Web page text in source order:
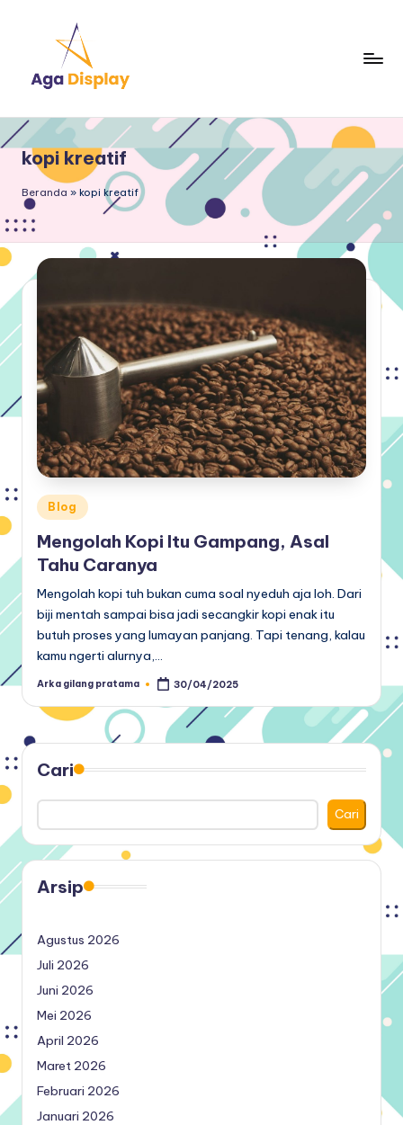
content
kopi kreatif
Beranda » kopi kreatif
Posted
in
Blog
Mengolah Kopi Itu Gampang, Asal
Tahu Caranya
Mengolah kopi tuh bukan cuma soal nyeduh aja loh. Dari
biji mentah sampai bisa jadi secangkir kopi enak itu
butuh proses yang lumayan panjang. Tapi tenang, kalau
kamu ngerti alurnya,…
Posted
Arka gilang pratama 30/04/2025
Cari
Cari
Arsip
Agustus 2026
Juli 2026
Juni 2026
Mei 2026
April 2026
Maret 2026
Februari 2026
Januari 2026